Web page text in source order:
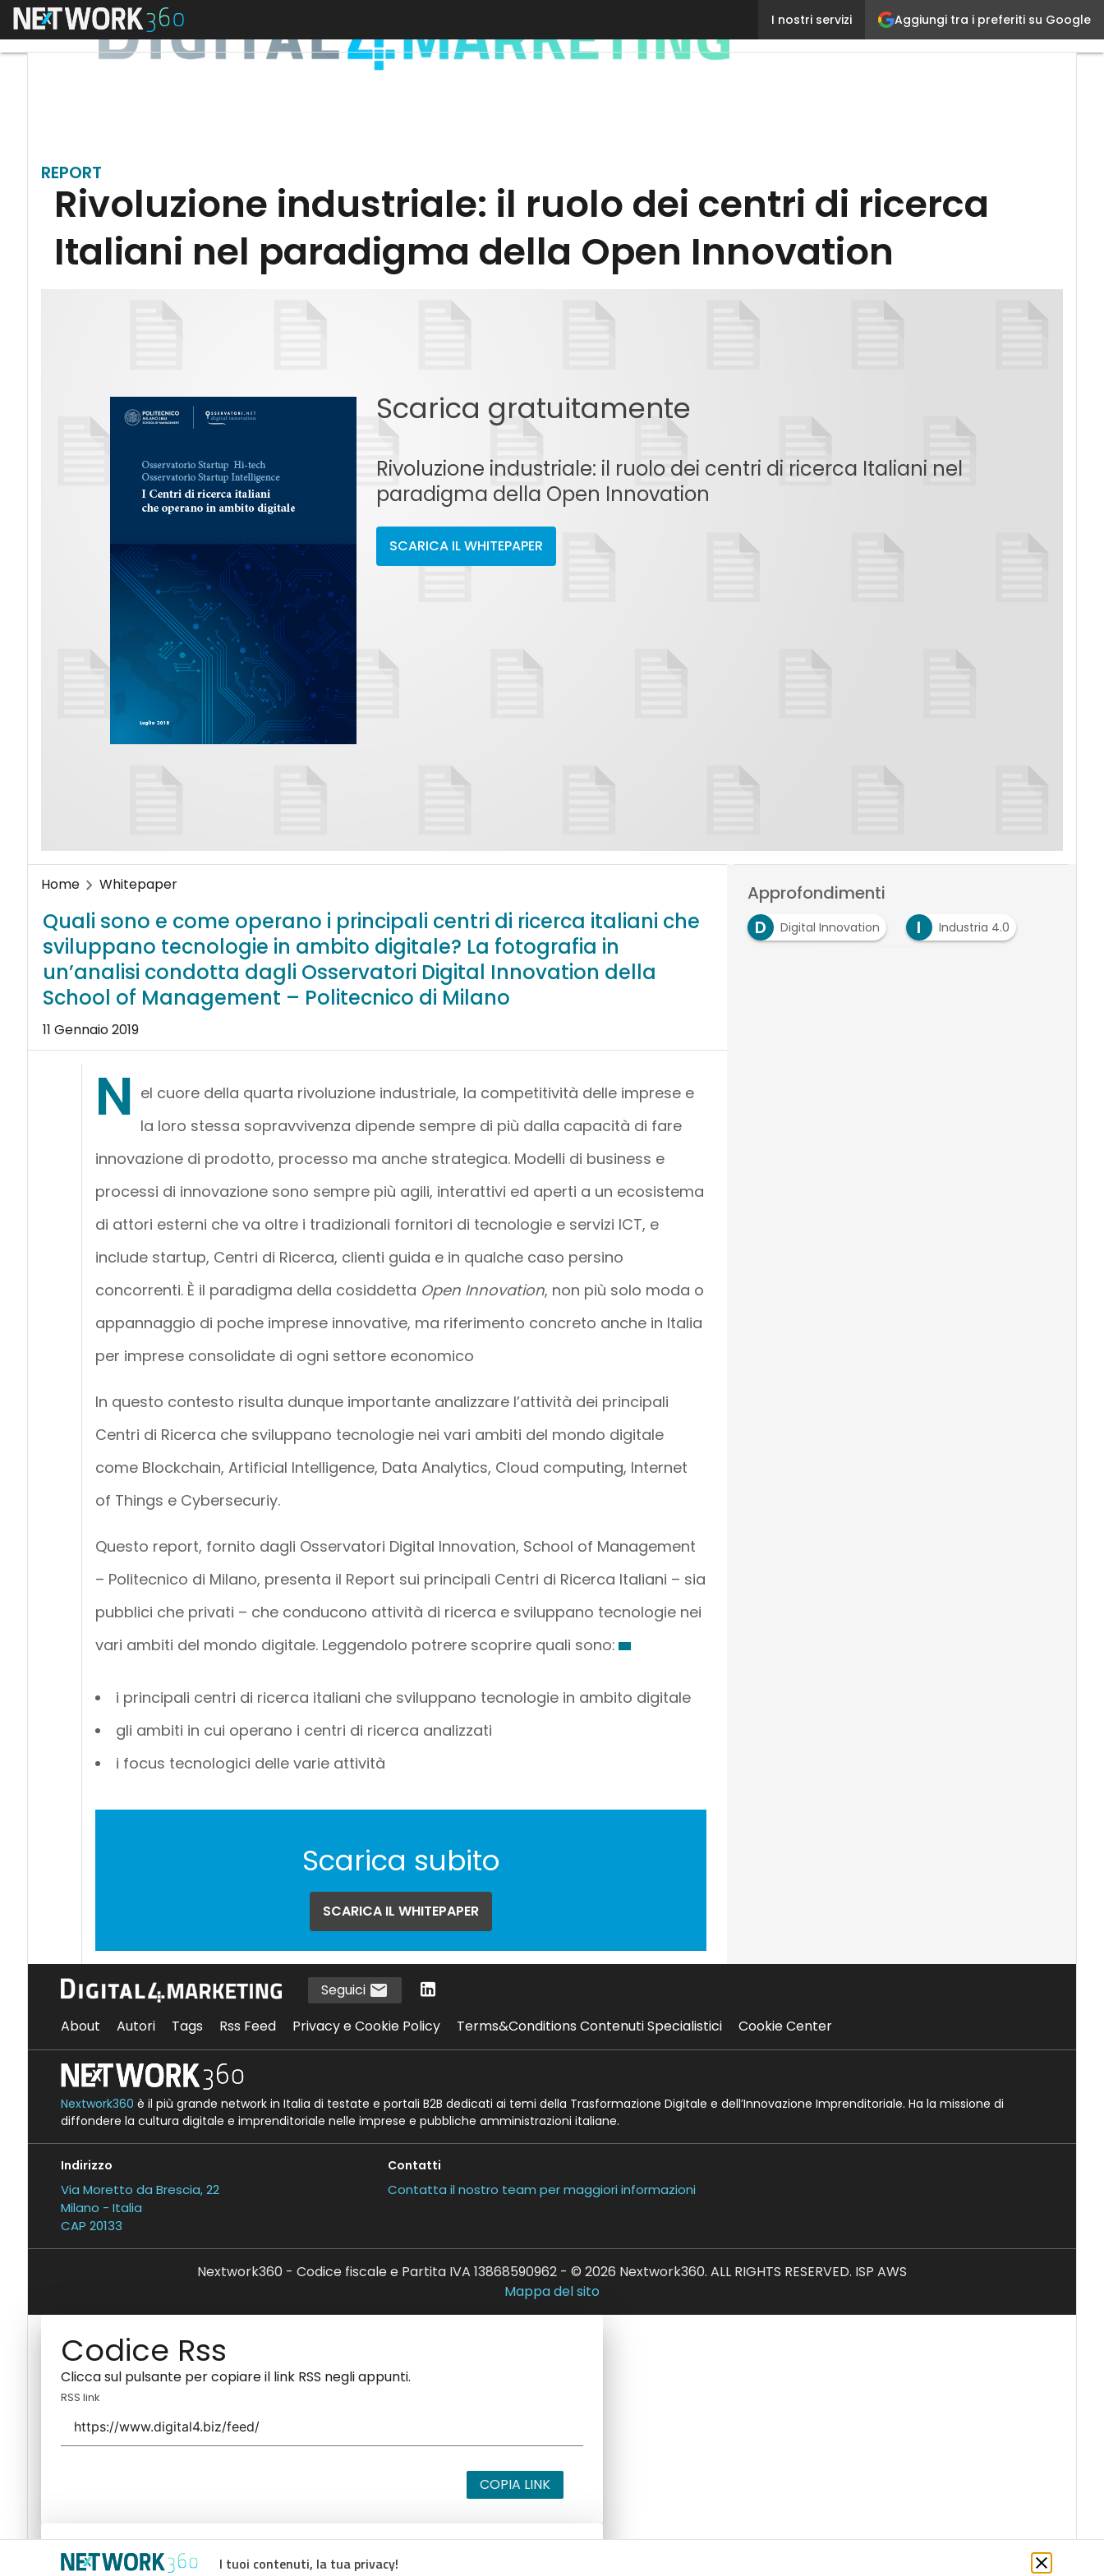
Aggiungi tra i preferiti su Google
I nostri servizi
Menu Rivoluzione industriale: il ruolo dei centri di
REPORT
Rivoluzione industriale: il ruolo dei centri di ricerca
Italiani nel paradigma della Open Innovation
Scarica gratuitamente
Rivoluzione industriale: il ruolo dei centri di ricerca Italiani nel
paradigma della Open Innovation
SCARICA IL WHITEPAPER
Home Whitepaper
Quali sono e come operano i principali centri di ricerca italiani che
sviluppano tecnologie in ambito digitale? La fotografia in
un’analisi condotta dagli Osservatori Digital Innovation della
School of Management – Politecnico di Milano
11 Gennaio 2019
N el cuore della quarta rivoluzione industriale, la competitività delle imprese e
la loro stessa sopravvivenza dipende sempre di più dalla capacità di fare
innovazione di prodotto, processo ma anche strategica. Modelli di business e
processi di innovazione sono sempre più agili, interattivi ed aperti a un ecosistema
di attori esterni che va oltre i tradizionali fornitori di tecnologie e servizi ICT, e
include startup, Centri di Ricerca, clienti guida e in qualche caso persino
concorrenti. È il paradigma della cosiddetta Open Innovation, non più solo moda o
appannaggio di poche imprese innovative, ma riferimento concreto anche in Italia
per imprese consolidate di ogni settore economico
In questo contesto risulta dunque importante analizzare l’attività dei principali
Centri di Ricerca che sviluppano tecnologie nei vari ambiti del mondo digitale
come Blockchain, Artificial Intelligence, Data Analytics, Cloud computing, Internet
of Things e Cybersecuriy.
Questo report, fornito dagli Osservatori Digital Innovation, School of Management
– Politecnico di Milano, presenta il Report sui principali Centri di Ricerca Italiani – sia
pubblici che privati – che conducono attività di ricerca e sviluppano tecnologie nei
vari ambiti del mondo digitale. Leggendolo potrere scoprire quali sono:
i principali centri di ricerca italiani che sviluppano tecnologie in ambito digitale
gli ambiti in cui operano i centri di ricerca analizzati
i focus tecnologici delle varie attività
Scarica subito
SCARICA IL WHITEPAPER
Approfondimenti
D
Digital Innovation I Industria 4.0
I tuoi contenuti, la tua privacy!
Seguici
About
Autori Tags Rss Feed Privacy e Cookie Policy Terms&Conditions Contenuti Specialistici Cookie Center
Nextwork360 è il più grande network in Italia di testate e portali B2B dedicati ai temi della Trasformazione Digitale e dell’Innovazione Imprenditoriale. Ha la missione di
diffondere la cultura digitale e imprenditoriale nelle imprese e pubbliche amministrazioni italiane.
Indirizzo
Via Moretto da Brescia, 22
Milano - Italia
CAP 20133
Contatti
Contatta il nostro team per maggiori informazioni
Nextwork360 - Codice fiscale e Partita IVA 13868590962 - © 2026 Nextwork360. ALL RIGHTS RESERVED. ISP AWS
Mappa del sito
Codice Rss
Clicca sul pulsante per copiare il link RSS negli appunti.
RSS link
COPIA LINK
Codice Rss